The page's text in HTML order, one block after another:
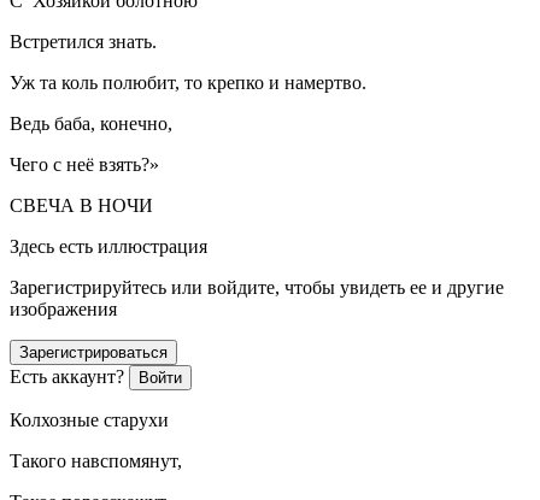
Встретился знать.
Уж та коль полюбит, то крепко и намертво.
Ведь баба, конечно,
Чего с неё взять?»
СВЕЧА В НОЧИ
Здесь есть иллюстрация
Зарегистрируйтесь или войдите, чтобы увидеть ее и другие
изображения
Зарегистрироваться
Есть аккаунт? Войти
Колхозные старухи
Такого навспомянут,